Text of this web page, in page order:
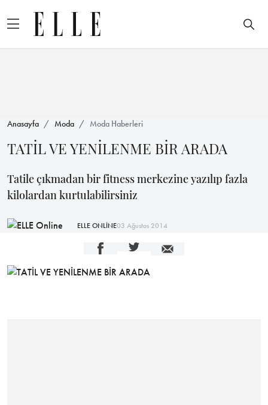
Anasayfa Moda Moda Haberleri
TATİL VE YENİLENME BİR ARADA
Tatile çıkmadan bir fitness merkezine yazılıp fazla
kilolardan kurtulabilirsiniz
ELLE ONLİNE03 Ağustos 2014